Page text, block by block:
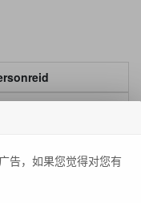
告，如果您觉得对您有